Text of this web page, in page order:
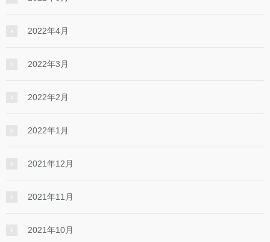
2022年4月
2022年3月
2022年2月
2022年1月
2021年12月
2021年11月
2021年10月